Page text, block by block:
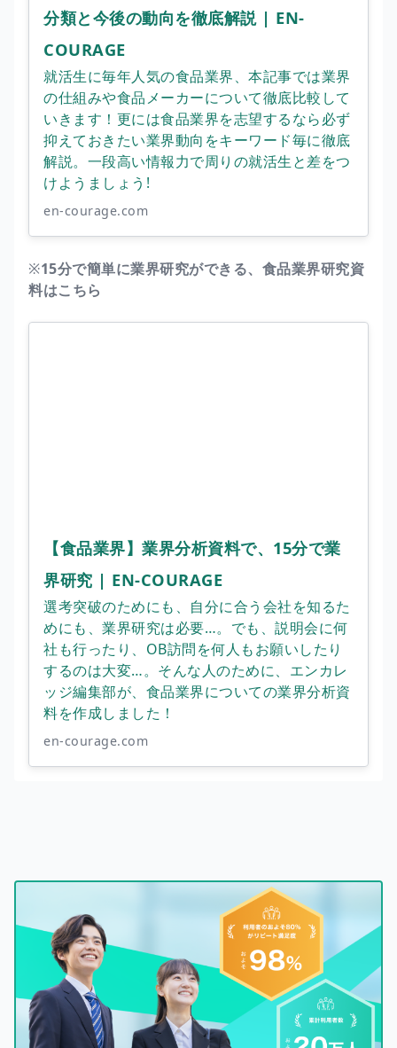
分類と今後の動向を徹底解説 | EN-
COURAGE
就活生に毎年人気の食品業界、本記事では業界
の仕組みや食品メーカーについて徹底比較して
いきます！更には食品業界を志望するなら必ず
抑えておきたい業界動向をキーワード毎に徹底
解説。一段高い情報力で周りの就活生と差をつ
けようましょう!
en-courage.com
※15分で簡単に業界研究ができる、食品業界研究資
料はこちら
【食品業界】業界分析資料で、15分で業
界研究 | EN-COURAGE
選考突破のためにも、自分に合う会社を知るた
めにも、業界研究は必要…。でも、説明会に何
社も行ったり、OB訪問を何人もお願いしたり
するのは大変…。そんな人のために、エンカレ
ッジ編集部が、食品業界についての業界分析資
料を作成しました！
en-courage.com